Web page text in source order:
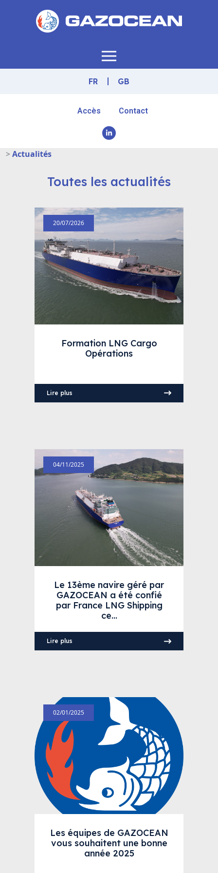
FR GB
Accès Contact
>Actualités
Toutes les actualités
20/07/2026
Formation LNG Cargo
Opérations
Lire plus
04/11/2025
Le 13ème navire géré par
GAZOCEAN a été confié
par France LNG Shipping
ce...
Lire plus
02/01/2025
Les équipes de GAZOCEAN
vous souhaitent une bonne
année 2025